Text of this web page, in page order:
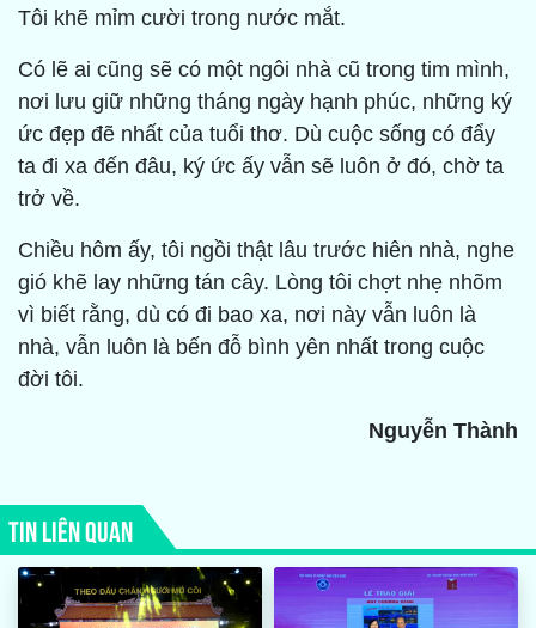
Tôi khẽ mỉm cười trong nước mắt.
Có lẽ ai cũng sẽ có một ngôi nhà cũ trong tim mình,
nơi lưu giữ những tháng ngày hạnh phúc, những ký
ức đẹp đẽ nhất của tuổi thơ. Dù cuộc sống có đẩy
ta đi xa đến đâu, ký ức ấy vẫn sẽ luôn ở đó, chờ ta
trở về.
Chiều hôm ấy, tôi ngồi thật lâu trước hiên nhà, nghe
gió khẽ lay những tán cây. Lòng tôi chợt nhẹ nhõm
vì biết rằng, dù có đi bao xa, nơi này vẫn luôn là
nhà, vẫn luôn là bến đỗ bình yên nhất trong cuộc
đời tôi.
Nguyễn Thành
TIN LIÊN QUAN